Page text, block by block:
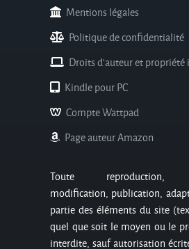
Mentions légales
Politique de confidentialité
Droits d'auteur et
Kindle pour PC
Compte Wattpad
Page auteur Amazon
Toute reproduction,
modification, publication,
partie des éléments du site
quel que soit le moyen ou le
interdite, sauf autorisation